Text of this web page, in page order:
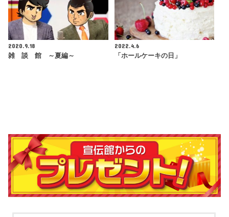
2020.9.18
雑 談 館 ～夏編～
2022.4.6
「ホールケーキの日」